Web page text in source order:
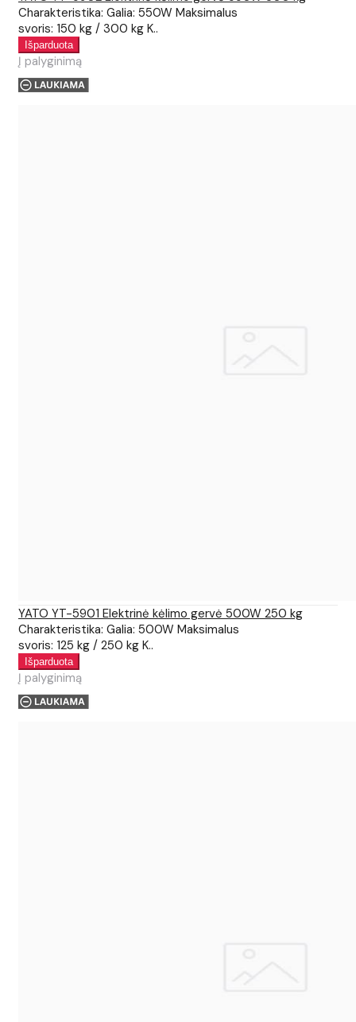
Charakteristika: Galia: 550W Maksimalus
svoris: 150 kg / 300 kg K..
Į palyginimą
YATO YT-5901 Elektrinė kėlimo gervė 500W 250 kg
Charakteristika: Galia: 500W Maksimalus
svoris: 125 kg / 250 kg K..
Į palyginimą